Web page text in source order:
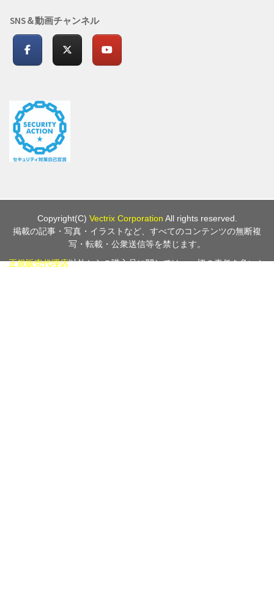
SNS＆動画チャンネル
Copyright(C) Vectrix Corporation All rights reserved.
掲載の記事・写真・イラストなど、すべてのコンテンツの無断複
写・転載・公衆送信等を禁じます。
正規販売代理店以外からの購入品に関しては、一切の責任を負いか